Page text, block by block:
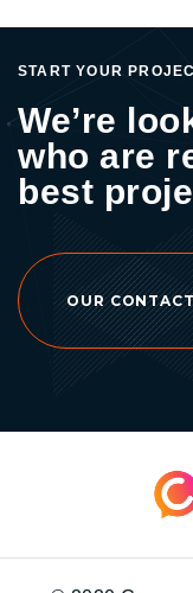
START YOUR
We’re
who are
best
OUR